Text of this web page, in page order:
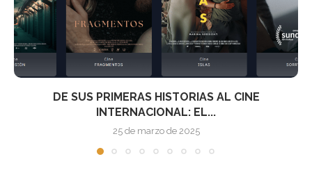
DE SUS PRIMERAS HISTORIAS AL CINE
INTERNACIONAL: EL...
25 de marzo de 2025